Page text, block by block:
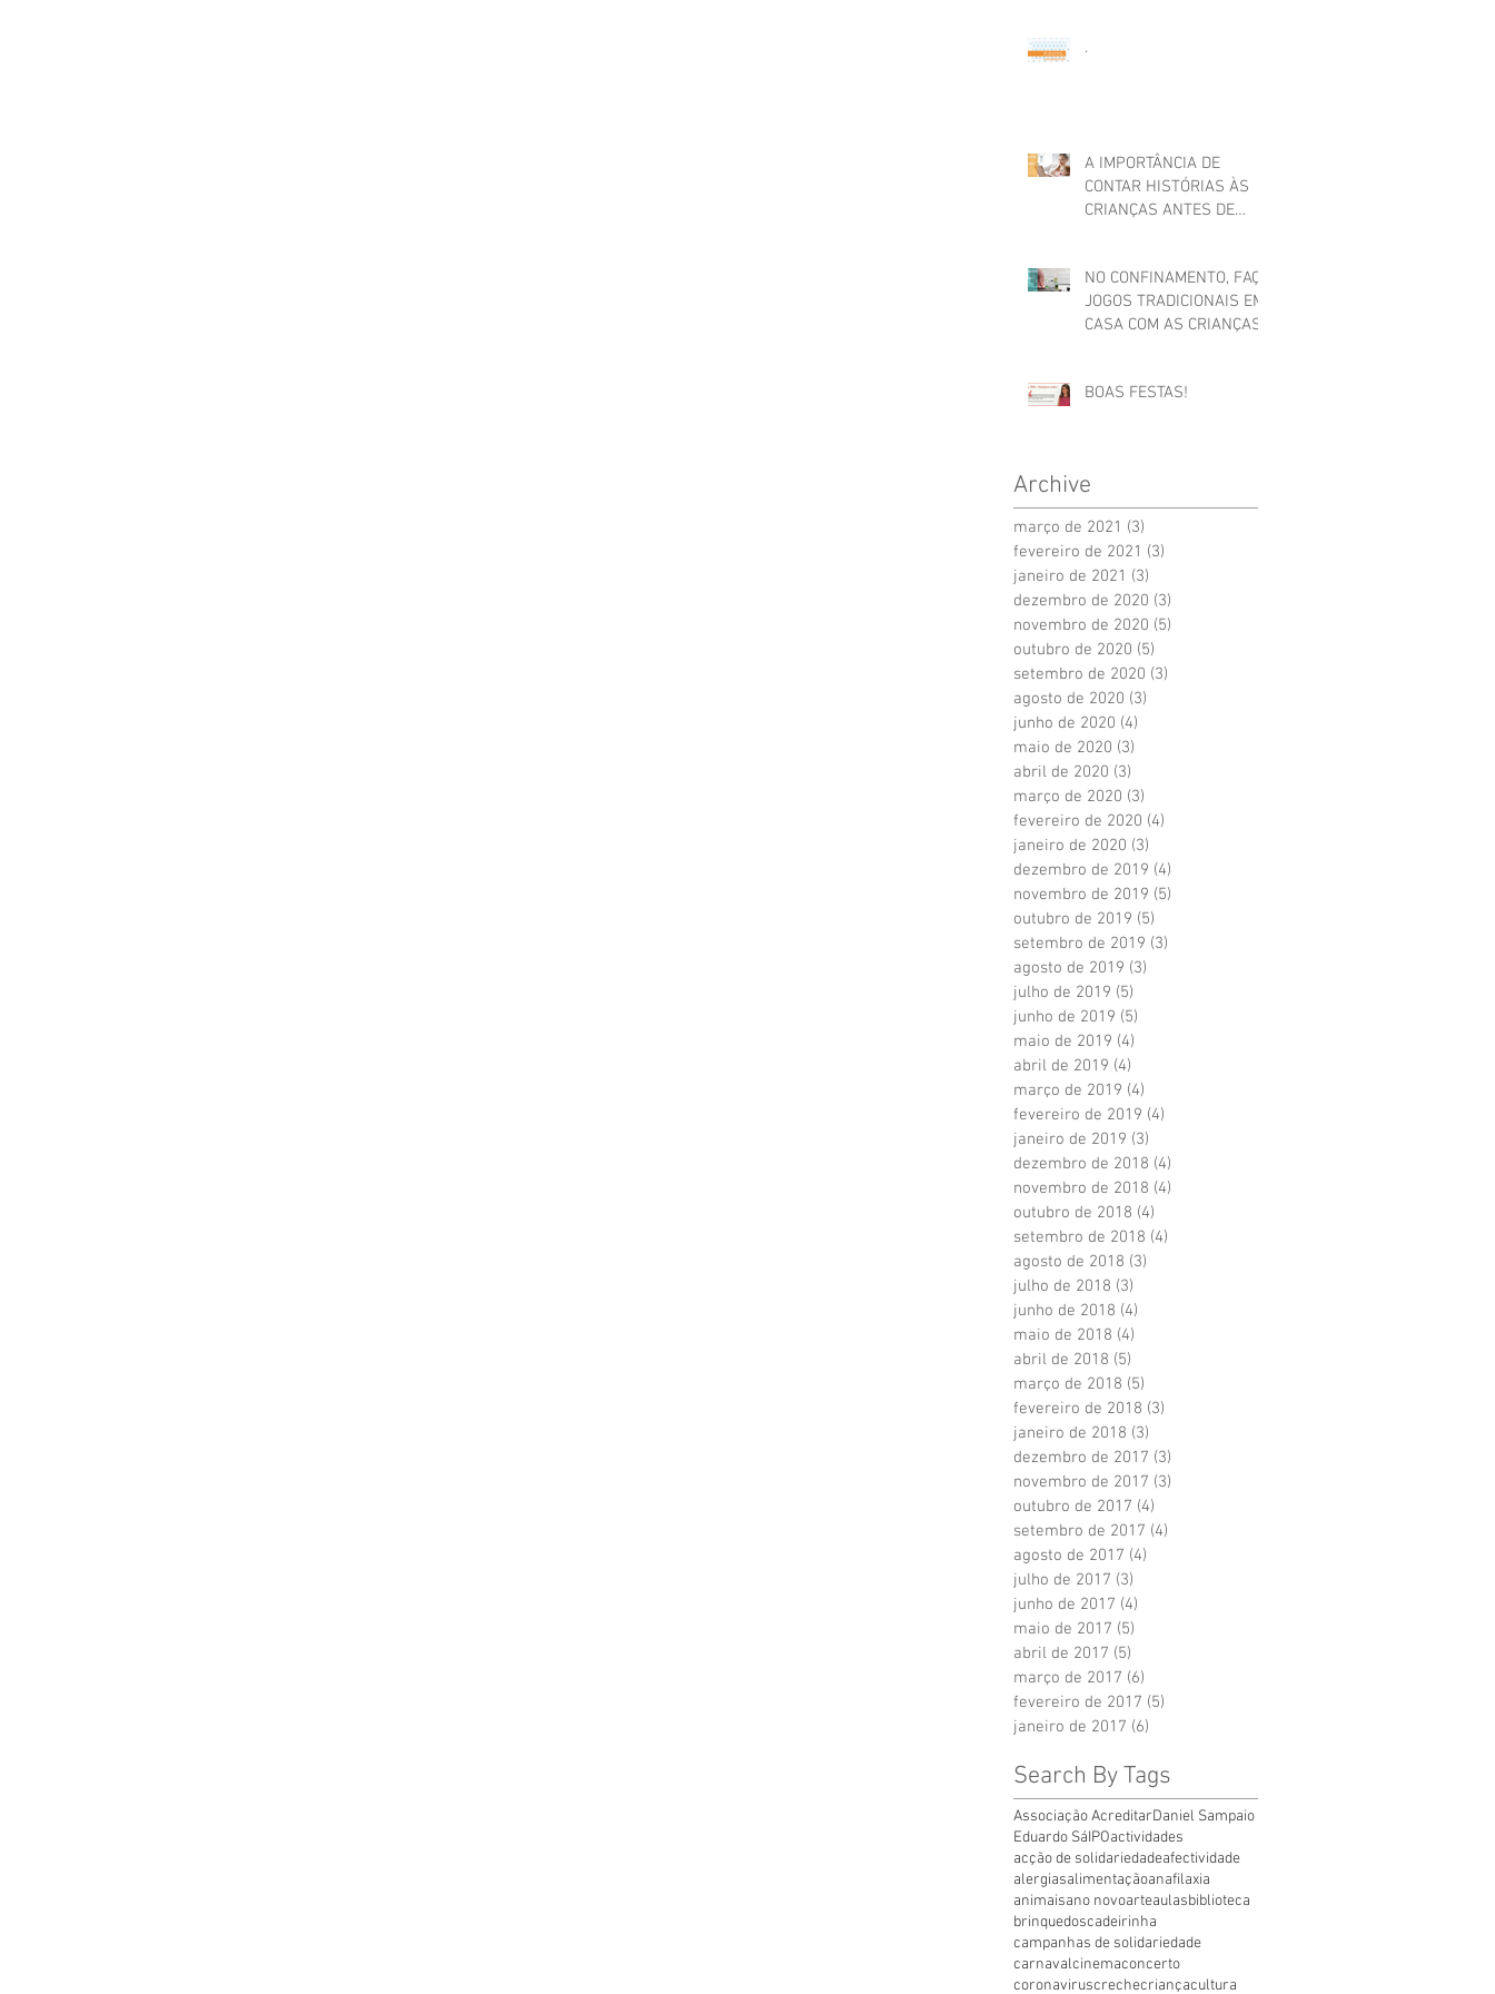
.
A IMPORTÂNCIA DE
CONTAR HISTÓRIAS ÀS
CRIANÇAS ANTES DE
NO CONFINAMENTO, FAÇA
JOGOS TRADICIONAIS EM
CASA COM AS CRIANÇAS
BOAS FESTAS!
Archive
março de 2021 (3)
fevereiro de 2021 (3)
janeiro de 2021 (3)
dezembro de 2020 (3)
novembro de 2020 (5)
outubro de 2020 (5)
setembro de 2020 (3)
agosto de 2020 (3)
junho de 2020 (4)
maio de 2020 (3)
abril de 2020 (3)
março de 2020 (3)
fevereiro de 2020 (4)
janeiro de 2020 (3)
dezembro de 2019 (4)
novembro de 2019 (5)
outubro de 2019 (5)
setembro de 2019 (3)
agosto de 2019 (3)
julho de 2019 (5)
junho de 2019 (5)
maio de 2019 (4)
abril de 2019 (4)
março de 2019 (4)
fevereiro de 2019 (4)
janeiro de 2019 (3)
dezembro de 2018 (4)
novembro de 2018 (4)
outubro de 2018 (4)
setembro de 2018 (4)
agosto de 2018 (3)
julho de 2018 (3)
junho de 2018 (4)
maio de 2018 (4)
abril de 2018 (5)
março de 2018 (5)
fevereiro de 2018 (3)
janeiro de 2018 (3)
dezembro de 2017 (3)
novembro de 2017 (3)
outubro de 2017 (4)
setembro de 2017 (4)
agosto de 2017 (4)
julho de 2017 (3)
junho de 2017 (4)
maio de 2017 (5)
abril de 2017 (5)
março de 2017 (6)
fevereiro de 2017 (5)
janeiro de 2017 (6)
Search By Tags
Associação AcreditarDaniel Sampaio
Eduardo SáIPOactividades
acção de solidariedadeafectividade
alergiasalimentaçãoanafilaxia
animaisano novoarteaulasbiblioteca
brinquedoscadeirinha
campanhas de solidariedade
carnavalcinemaconcerto
coronaviruscrechecriançacultura